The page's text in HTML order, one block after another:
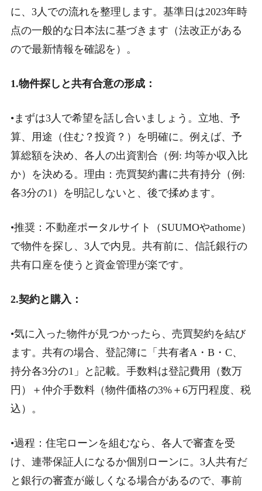
に、3人での流れを整理します。基準日は2023年時
点の一般的な日本法に基づきます（法改正がある
ので最新情報を確認を）。
1.物件探しと共有合意の形成：
•まずは3人で希望を話し合いましょう。立地、予
算、用途（住む？投資？）を明確に。例えば、予
算総額を決め、各人の出資割合（例: 均等か収入比
か）を決める。理由：売買契約書に共有持分（例:
各3分の1）を明記しないと、後で揉めます。
•推奨：不動産ポータルサイト（SUUMOやathome）
で物件を探し、3人で内見。共有前に、信託銀行の
共有口座を使うと資金管理が楽です。
2.契約と購入：
•気に入った物件が見つかったら、売買契約を結び
ます。共有の場合、登記簿に「共有者A・B・C、
持分各3分の1」と記載。手数料は登記費用（数万
円）＋仲介手数料（物件価格の3%＋6万円程度、税
込）。
•過程：住宅ローンを組むなら、各人で審査を受
け、連帯保証人になるか個別ローンに。3人共有だ
と銀行の審査が厳しくなる場合があるので、事前